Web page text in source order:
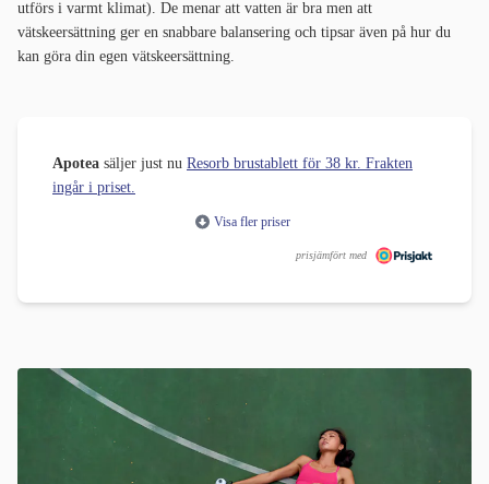
utförs i varmt klimat). De menar att vatten är bra men att
vätskeersättning ger en snabbare balansering och tipsar även på hur du
kan göra din egen vätskeersättning.
Apotea säljer just nu Resorb brustablett för 38 kr. Frakten
ingår i priset.
Visa fler priser
prisjämfört med